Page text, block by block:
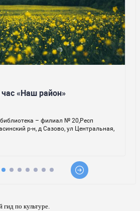
по культуре.